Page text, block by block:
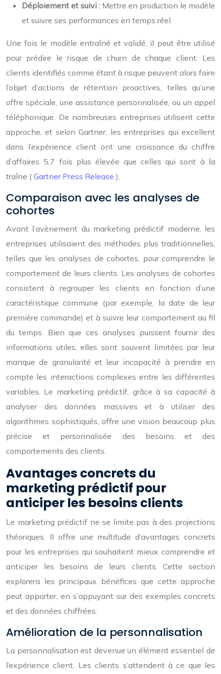
Déploiement et suivi : Mettre en production le modèle
et suivre ses performances en temps réel.
Une fois le modèle entraîné et validé, il peut être utilisé
pour prédire le risque de churn de chaque client. Les
clients identifiés comme étant à risque peuvent alors faire
l’objet d’actions de rétention proactives, telles qu’une
offre spéciale, une assistance personnalisée, ou un appel
téléphonique. De nombreuses entreprises utilisent cette
approche, et selon Gartner, les entreprises qui excellent
dans l’expérience client ont une croissance du chiffre
d’affaires 5,7 fois plus élevée que celles qui sont à la
traîne ( Gartner Press Release ).
Comparaison avec les analyses de
cohortes
Avant l’avènement du marketing prédictif moderne, les
entreprises utilisaient des méthodes plus traditionnelles,
telles que les analyses de cohortes, pour comprendre le
comportement de leurs clients. Les analyses de cohortes
consistent à regrouper les clients en fonction d’une
caractéristique commune (par exemple, la date de leur
première commande) et à suivre leur comportement au fil
du temps. Bien que ces analyses puissent fournir des
informations utiles, elles sont souvent limitées par leur
manque de granularité et leur incapacité à prendre en
compte les interactions complexes entre les différentes
variables. Le marketing prédictif, grâce à sa capacité à
analyser des données massives et à utiliser des
algorithmes sophistiqués, offre une vision beaucoup plus
précise et personnalisée des besoins et des
comportements des clients.
Avantages concrets du
marketing prédictif pour
anticiper les besoins clients
Le marketing prédictif ne se limite pas à des projections
théoriques. Il offre une multitude d’avantages concrets
pour les entreprises qui souhaitent mieux comprendre et
anticiper les besoins de leurs clients. Cette section
explorera les principaux bénéfices que cette approche
peut apporter, en s’appuyant sur des exemples concrets
et des données chiffrées.
Amélioration de la personnalisation
La personnalisation est devenue un élément essentiel de
l’expérience client. Les clients s’attendent à ce que les